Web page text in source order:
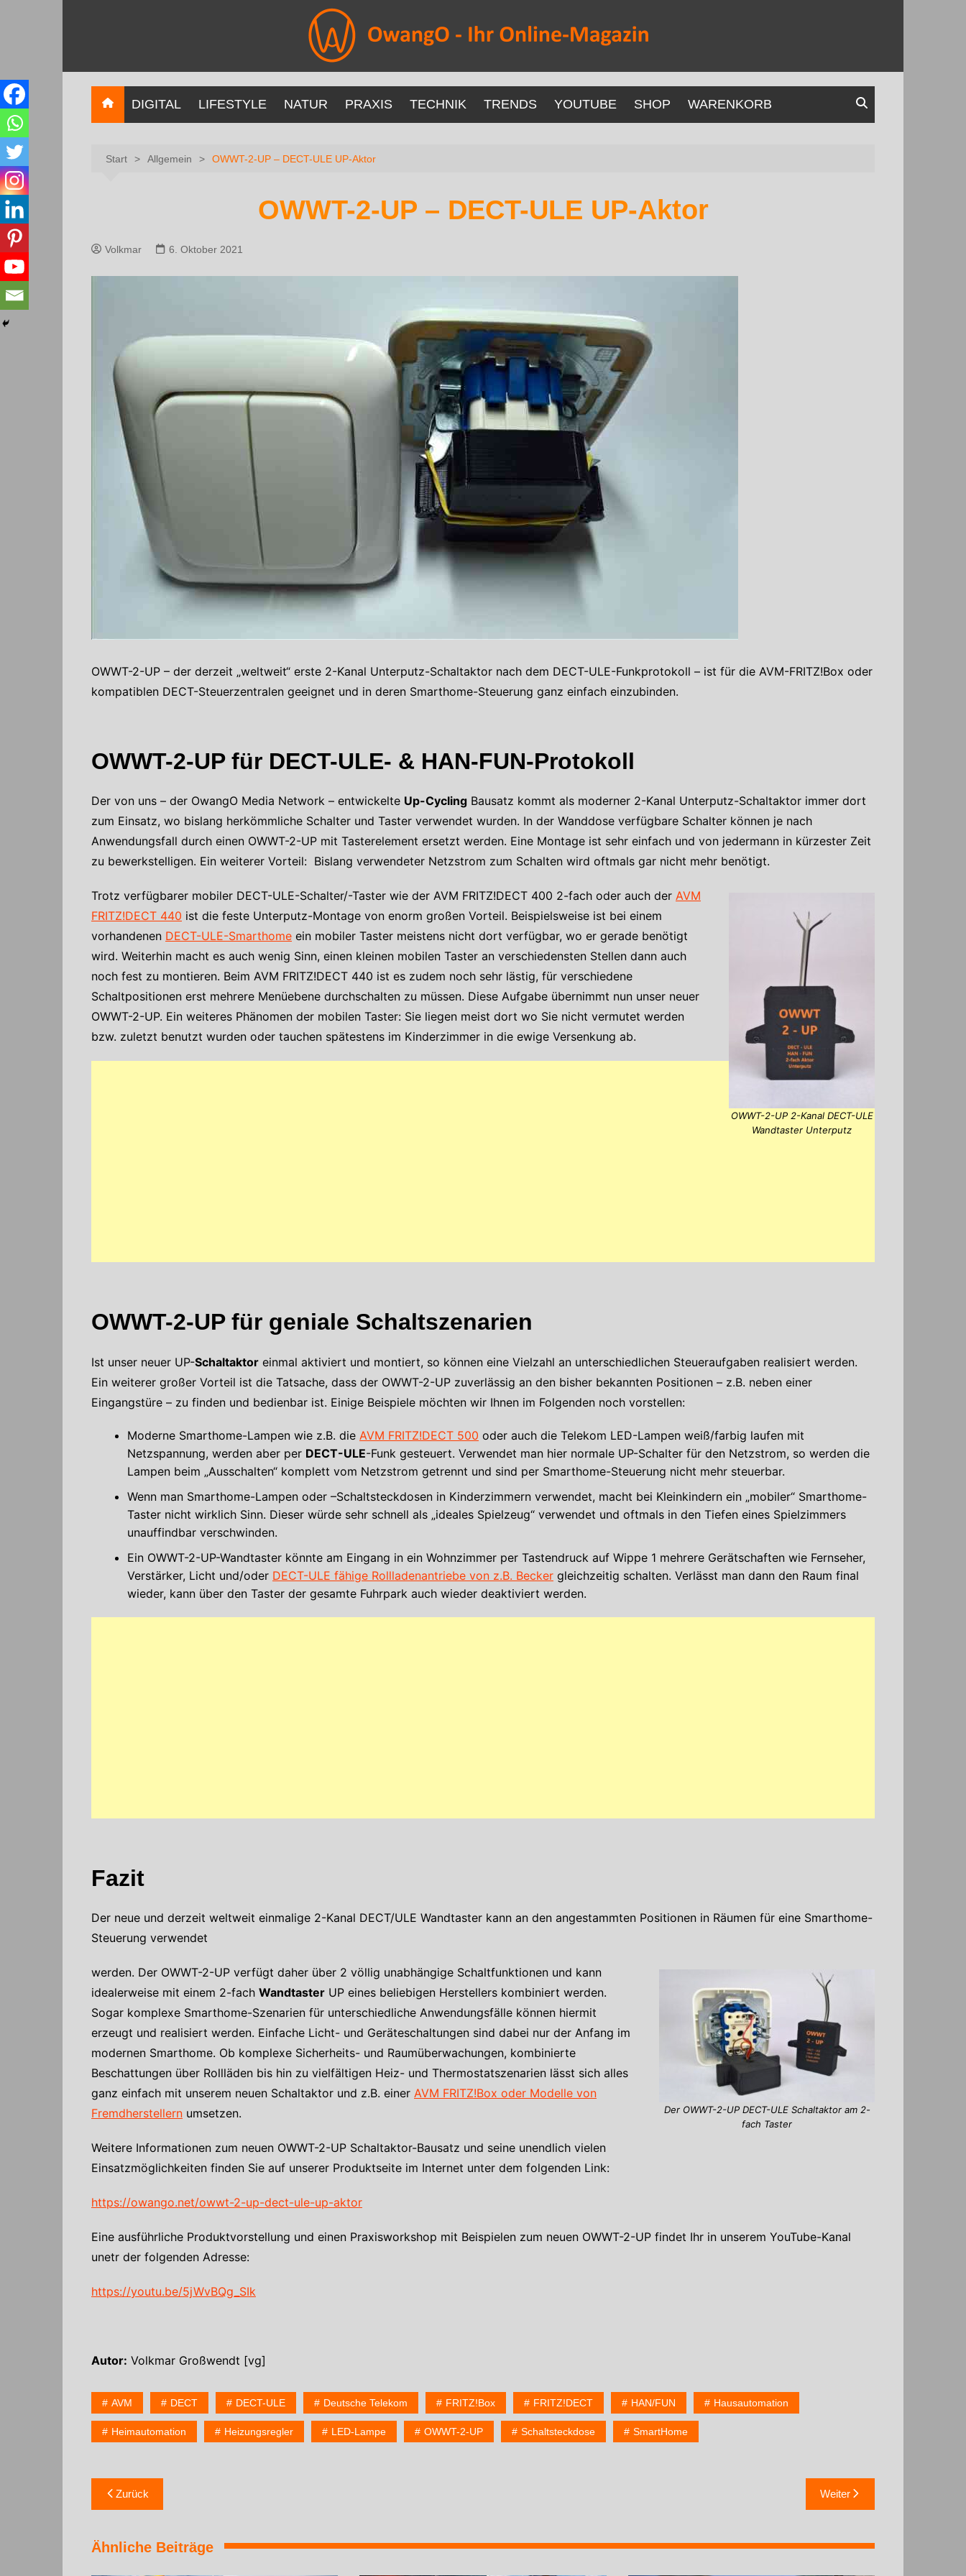
DIGITAL LIFESTYLE NATUR PRAXIS TECHNIK TRENDS YOUTUBE SHOP WARENKORB
Start Allgemein OWWT-2-UP – DECT-ULE UP-Aktor
OWWT-2-UP – DECT-ULE UP-Aktor
Volkmar 6. Oktober 2021
OWWT-2-UP – der derzeit „weltweit“ erste 2-Kanal Unterputz-Schaltaktor nach dem DECT-ULE-Funkprotokoll – ist für die AVM-FRITZ!Box oder
kompatiblen DECT-Steuerzentralen geeignet und in deren Smarthome-Steuerung ganz einfach einzubinden.
OWWT-2-UP für DECT-ULE- & HAN-FUN-Protokoll
Der von uns – der OwangO Media Network – entwickelte Up-Cycling Bausatz kommt als moderner 2-Kanal Unterputz-Schaltaktor immer dort
zum Einsatz, wo bislang herkömmliche Schalter und Taster verwendet wurden. In der Wanddose verfügbare Schalter können je nach
Anwendungsfall durch einen OWWT-2-UP mit Tasterelement ersetzt werden. Eine Montage ist sehr einfach und von jedermann in kürzester Zeit
zu bewerkstelligen. Ein weiterer Vorteil: Bislang verwendeter Netzstrom zum Schalten wird oftmals gar nicht mehr benötigt.
OWWT-2-UP 2-Kanal DECT-ULE
Wandtaster Unterputz
Trotz verfügbarer mobiler DECT-ULE-Schalter/-Taster wie der AVM FRITZ!DECT 400 2-fach oder auch der AVM
FRITZ!DECT 440 ist die feste Unterputz-Montage von enorm großen Vorteil. Beispielsweise ist bei einem
vorhandenen DECT-ULE-Smarthome ein mobiler Taster meistens nicht dort verfügbar, wo er gerade benötigt
wird. Weiterhin macht es auch wenig Sinn, einen kleinen mobilen Taster an verschiedensten Stellen dann auch
noch fest zu montieren. Beim AVM FRITZ!DECT 440 ist es zudem noch sehr lästig, für verschiedene
Schaltpositionen erst mehrere Menüebene durchschalten zu müssen. Diese Aufgabe übernimmt nun unser neuer
OWWT-2-UP. Ein weiteres Phänomen der mobilen Taster: Sie liegen meist dort wo Sie nicht vermutet werden
bzw. zuletzt benutzt wurden oder tauchen spätestens im Kinderzimmer in die ewige Versenkung ab.
OWWT-2-UP für geniale Schaltszenarien
Ist unser neuer UP-Schaltaktor einmal aktiviert und montiert, so können eine Vielzahl an unterschiedlichen Steueraufgaben realisiert werden.
Ein weiterer großer Vorteil ist die Tatsache, dass der OWWT-2-UP zuverlässig an den bisher bekannten Positionen – z.B. neben einer
Eingangstüre – zu finden und bedienbar ist. Einige Beispiele möchten wir Ihnen im Folgenden noch vorstellen:
Moderne Smarthome-Lampen wie z.B. die AVM FRITZ!DECT 500 oder auch die Telekom LED-Lampen weiß/farbig laufen mit
Netzspannung, werden aber per DECT-ULE-Funk gesteuert. Verwendet man hier normale UP-Schalter für den Netzstrom, so werden die
Lampen beim „Ausschalten“ komplett vom Netzstrom getrennt und sind per Smarthome-Steuerung nicht mehr steuerbar.
Wenn man Smarthome-Lampen oder –Schaltsteckdosen in Kinderzimmern verwendet, macht bei Kleinkindern ein „mobiler“ Smarthome-
Taster nicht wirklich Sinn. Dieser würde sehr schnell als „ideales Spielzeug“ verwendet und oftmals in den Tiefen eines Spielzimmers
unauffindbar verschwinden.
Ein OWWT-2-UP-Wandtaster könnte am Eingang in ein Wohnzimmer per Tastendruck auf Wippe 1 mehrere Gerätschaften wie Fernseher,
Verstärker, Licht und/oder DECT-ULE fähige Rollladenantriebe von z.B. Becker gleichzeitig schalten. Verlässt man dann den Raum final
wieder, kann über den Taster der gesamte Fuhrpark auch wieder deaktiviert werden.
Fazit
Der neue und derzeit weltweit einmalige 2-Kanal DECT/ULE Wandtaster kann an den angestammten Positionen in Räumen für eine Smarthome-
Steuerung verwendet
Der OWWT-2-UP DECT-ULE Schaltaktor am 2-
fach Taster
werden. Der OWWT-2-UP verfügt daher über 2 völlig unabhängige Schaltfunktionen und kann
idealerweise mit einem 2-fach Wandtaster UP eines beliebigen Herstellers kombiniert werden.
Sogar komplexe Smarthome-Szenarien für unterschiedliche Anwendungsfälle können hiermit
erzeugt und realisiert werden. Einfache Licht- und Geräteschaltungen sind dabei nur der Anfang im
modernen Smarthome. Ob komplexe Sicherheits- und Raumüberwachungen, kombinierte
Beschattungen über Rollläden bis hin zu vielfältigen Heiz- und Thermostatszenarien lässt sich alles
ganz einfach mit unserem neuen Schaltaktor und z.B. einer AVM FRITZ!Box oder Modelle von
Fremdherstellern umsetzen.
Weitere Informationen zum neuen OWWT-2-UP Schaltaktor-Bausatz und seine unendlich vielen
Einsatzmöglichkeiten finden Sie auf unserer Produktseite im Internet unter dem folgenden Link:
https://owango.net/owwt-2-up-dect-ule-up-aktor
Eine ausführliche Produktvorstellung und einen Praxisworkshop mit Beispielen zum neuen OWWT-2-UP findet Ihr in unserem YouTube-Kanal
unetr der folgenden Adresse:
https://youtu.be/5jWvBQg_SIk
Autor: Volkmar Großwendt [vg]
AVM DECT DECT-ULE Deutsche Telekom FRITZ!Box FRITZ!DECT HAN/FUN Hausautomation
Heimautomation Heizungsregler LED-Lampe OWWT-2-UP Schaltsteckdose SmartHome
Zurück Weiter
Ähnliche Beiträge